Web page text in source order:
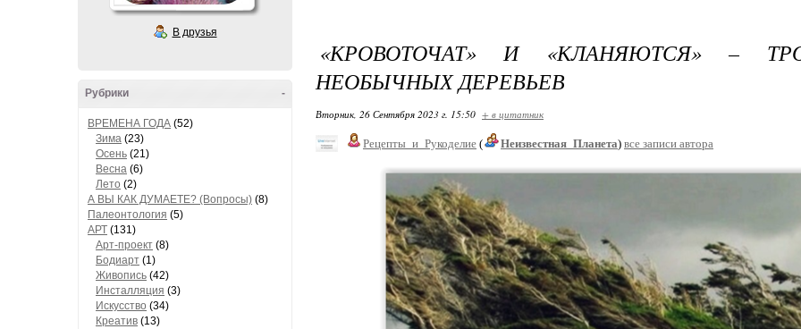
В друзья
-
Рубрики
ВРЕМЕНА ГОДА (52)
Зима (23)
Осень (21)
Весна (6)
Лето (2)
А ВЫ КАК ДУМАЕТЕ? (Вопросы) (8)
Палеонтология (5)
АРТ (131)
Арт-проект (8)
Бодиарт (1)
Живопись (42)
Инсталляция (3)
Искусство (34)
Креатив (13)
«КРОВОТОЧАТ» И «КЛАНЯЮТСЯ» –
НЕОБЫЧНЫХ ДЕРЕВЬЕВ
Вторник, 26 Сентября 2023 г. 15:50 + в цитатник
Рецепты_и_Рукоделие ( Неизвестная_Планета) все записи автора